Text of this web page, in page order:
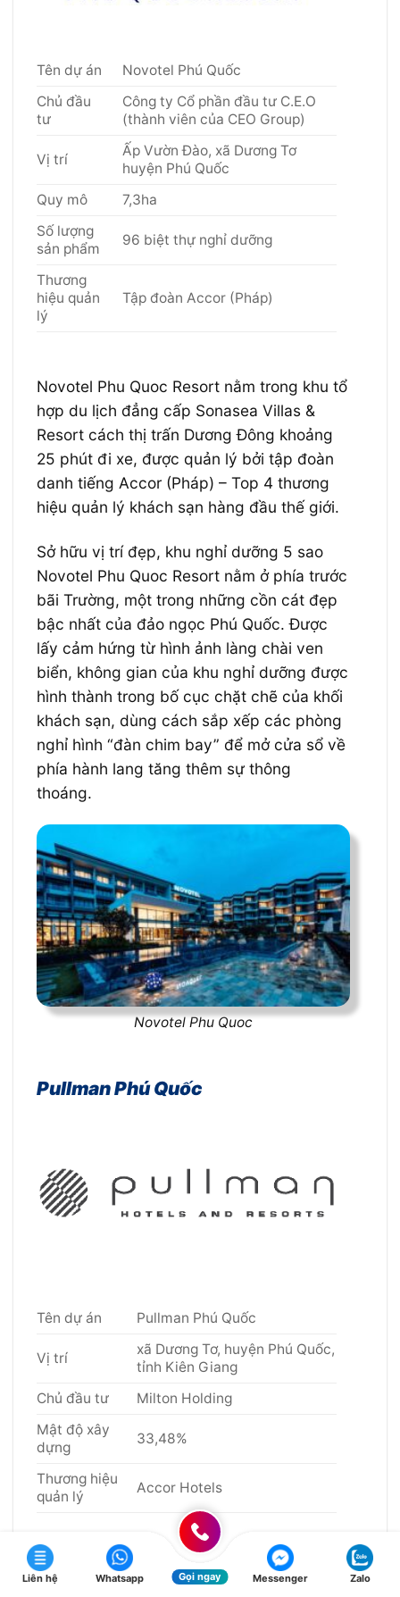
Tên dự án
Novotel Phú Quốc
Chủ đầu
tư
Công ty Cổ phần đầu tư C.E.O
(thành viên của CEO Group)
Vị trí
Ấp Vườn Đào, xã Dương Tơ
huyện Phú Quốc
Quy mô
7,3ha
Số lượng
sản phẩm
96 biệt thự nghỉ dưỡng
Thương
hiệu quản
lý
Tập đoàn Accor (Pháp)
Novotel Phu Quoc Resort nằm trong khu tổ
hợp du lịch đẳng cấp Sonasea Villas &
Resort cách thị trấn Dương Đông khoảng
25 phút đi xe, được quản lý bởi tập đoàn
danh tiếng Accor (Pháp) – Top 4 thương
hiệu quản lý khách sạn hàng đầu thế giới.
Sở hữu vị trí đẹp, khu nghỉ dưỡng 5 sao
Novotel Phu Quoc Resort nằm ở phía trước
bãi Trường, một trong những cồn cát đẹp
bậc nhất của đảo ngọc Phú Quốc. Được
lấy cảm hứng từ hình ảnh làng chài ven
biển, không gian của khu nghỉ dưỡng được
hình thành trong bố cục chặt chẽ của khối
khách sạn, dùng cách sắp xếp các phòng
nghỉ hình “đàn chim bay” để mở cửa sổ về
phía hành lang tăng thêm sự thông
thoáng.
Novotel Phu Quoc
Pullman Phú Quốc
Tên dự án Pullman Phú Quốc
Vị trí
xã Dương Tơ, huyện Phú Quốc,
tỉnh Kiên Giang
Chủ đầu tư
Milton Holding
Mật độ xây
dựng
33,48%
Thương hiệu
quản lý
Accor Hotels
Khu nghỉ dưỡng Pullman Phú Quốc là dự
Liên hệ Whatsapp Gọi ngay Messenger Zalo